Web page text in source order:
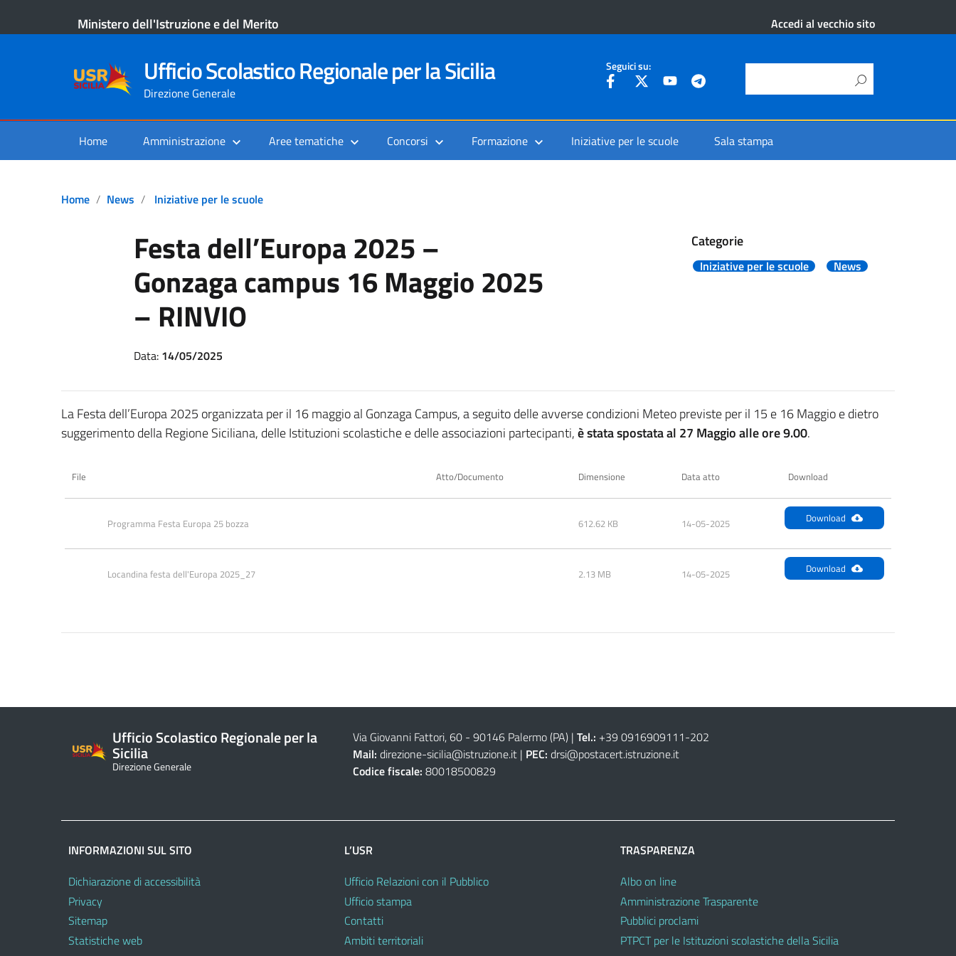
Ministero dell'Istruzione e del Merito Accedi al vecchio sito
Ufficio Scolastico Regionale per la Sicilia
Direzione Generale
Seguici su:
Home Amministrazione Aree tematiche Concorsi Formazione Iniziative per le scuole Sala stampa
Home News Iniziative per le scuole
Festa dell’Europa 2025 –
Gonzaga campus 16 Maggio 2025
– RINVIO
Categorie
Iniziative per le scuole News
Data: 14/05/2025
La Festa dell’Europa 2025 organizzata per il 16 maggio al Gonzaga Campus, a seguito delle avverse condizioni Meteo previste per il 15 e 16 Maggio e dietro
suggerimento della Regione Siciliana, delle Istituzioni scolastiche e delle associazioni partecipanti,è stata spostata al 27 Maggio alle ore 9.00.
File Atto/Documento Dimensione Data atto Download
Programma Festa Europa 25 bozza 612.62 KB 14-05-2025 Download
Locandina festa dell'Europa 2025_27 2.13 MB 14-05-2025 Download
Ufficio Scolastico Regionale per la
Sicilia
Direzione Generale
Via Giovanni Fattori, 60 - 90146 Palermo (PA)| Tel.: +39 0916909111-202
Mail: direzione-sicilia@istruzione.it| PEC: drsi@postacert.istruzione.it
Codice fiscale: 80018500829
INFORMAZIONI SUL SITO
Dichiarazione di accessibilità
Privacy
Sitemap
Statistiche web
L’USR
Ufficio Relazioni con il Pubblico
Ufficio stampa
Contatti
Ambiti territoriali
TRASPARENZA
Albo on line
Amministrazione Trasparente
Pubblici proclami
PTPCT per le Istituzioni scolastiche della Sicilia